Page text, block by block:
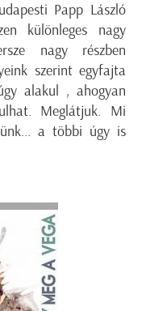
Papp László
különleges nagy
nagy részben
szerint egyfajta
alakul , ahogyan
Meglátjuk. Mi
a többi úgy is